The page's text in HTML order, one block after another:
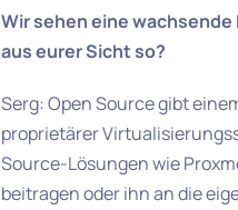
Wir sehen eine
aus eurer Sicht so?
Serg: Open Source gibt
proprietärer
Source-Lösungen wie
beitragen oder ihn an die